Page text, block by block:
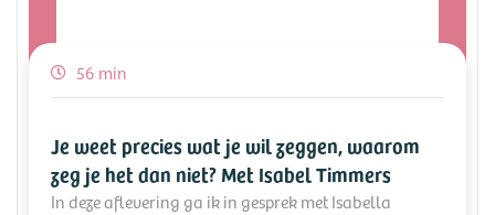
56 min
Je weet precies wat je wil zeggen, waarom
zeg je het dan niet? Met Isabel Timmers
In deze aflevering ga ik in gesprek met Isabella